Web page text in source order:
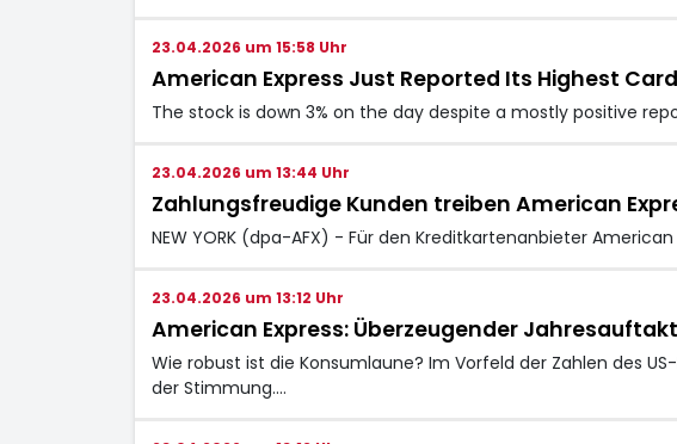
23.04.2026 um 15:58 Uhr
American Express Just Reported Its Highest
The stock is down 3% on the day despite a mostly positive
23.04.2026 um 13:44 Uhr
Zahlungsfreudige Kunden treiben American
NEW YORK (dpa-AFX) - Für den Kreditkartenanbieter American
23.04.2026 um 13:12 Uhr
American Express: Überzeugender Jahresauftakt
Wie robust ist die Konsumlaune? Im Vorfeld der Zahlen des
der Stimmung.…